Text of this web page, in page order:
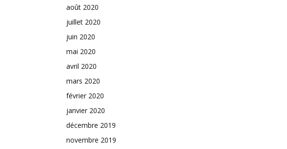
août 2020
juillet 2020
juin 2020
mai 2020
avril 2020
mars 2020
février 2020
janvier 2020
décembre 2019
novembre 2019